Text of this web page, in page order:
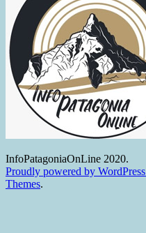
InfoPatagoniaOnLine 2020.
Proudly powered by WordPress
Themes.